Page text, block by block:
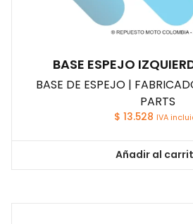
BASE ESPEJO
BASE DE ESPEJO |
PARTS
$ 13.528 IVA
Añadir al